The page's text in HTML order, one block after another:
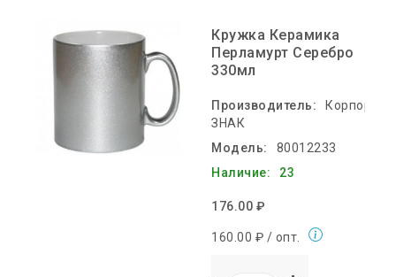
Кружка Керамика
Перламурт Серебро
330мл
Производитель:
ЗНАК
Модель:
80012233
Наличие:
23
176.00 ₽
160.00 ₽ / опт.